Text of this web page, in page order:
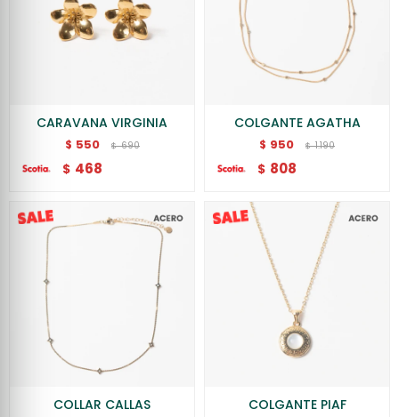
CARAVANA VIRGINIA
$ 550 $ 690
$ 468
COLGANTE AGATHA
$ 950 $ 1.190
$ 808
COLLAR CALLAS COLGANTE PIAF